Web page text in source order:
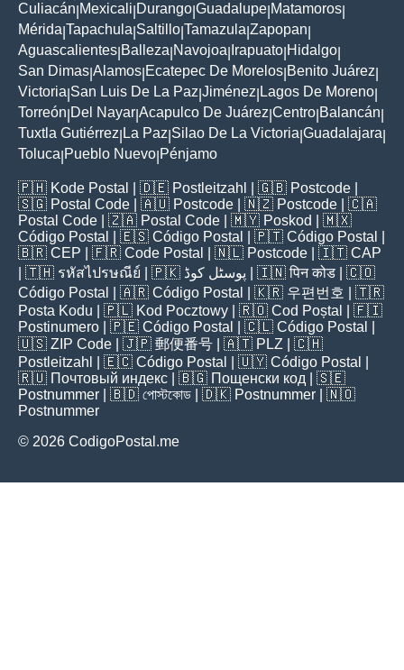
Culiacán Mexicali Durango Guadalupe Matamoros
Mérida Tapachula Saltillo Tamazula Zapopan
Aguascalientes Balleza Navojoa Irapuato Hidalgo
San Dimas Alamos Ecatepec De Morelos Benito Juárez
Victoria San Luis De La Paz Jiménez Lagos De Moreno
Torreón Del Nayar Acapulco De Juárez Centro Balancán
Tuxtla Gutiérrez La Paz Silao De La Victoria Guadalajara
Toluca Pueblo Nuevo Pénjamo
🇵🇭 Kode Postal | 🇩🇪 Postleitzahl | 🇬🇧 Postcode
🇸🇬 Postal Code | 🇦🇺 Postcode | 🇳🇿 Postcode | 🇨🇦
Postal Code | 🇿🇦 Postal Code | 🇲🇾 Poskod
| 🇲🇽
Código Postal
| 🇪🇸 Código Postal | 🇵🇹 Código Postal
🇧🇷 CEP | 🇫🇷 Code Postal | 🇳🇱 Postcode | 🇮🇹 CAP
| 🇹🇭 รหัสไปรษณีย์ | 🇵🇰 پوسٹل کوڈ | 🇮🇳पिन कोड | 🇨🇴
Código Postal
| 🇦🇷 Código Postal | 🇰🇷 우편번호
| 🇹🇷
Posta Kodu | 🇵🇱 Kod Pocztowy | 🇷🇴 Cod Poștal
| 🇫🇮
Postinumero | 🇵🇪 Código Postal | 🇨🇱 Código Postal
🇺🇸 ZIP Code | 🇯🇵 郵便番号 | 🇦🇹 PLZ | 🇨🇭
Postleitzahl
| 🇪🇨 Código Postal | 🇺🇾 Código Postal
🇷🇺 Почтовый индекс | 🇧🇬 Пощенски код | 🇸🇪
Postnummer | 🇧🇩 পোস্টকোড | 🇩🇰 Postnummer | 🇳🇴
Postnummer
© 2026 CodigoPostal.me